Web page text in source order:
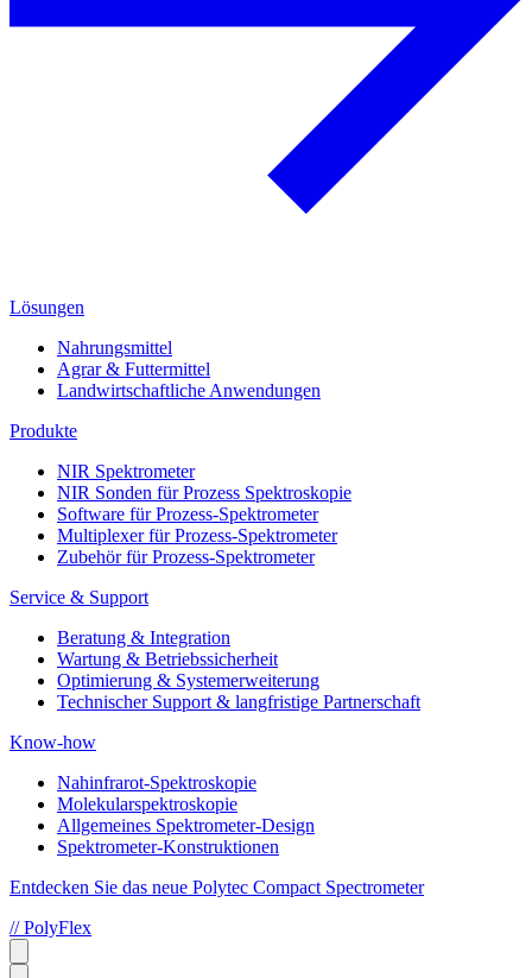
Lösungen
Nahrungsmittel
Agrar & Futtermittel
Landwirtschaftliche Anwendungen
Produkte
NIR Spektrometer
NIR Sonden für Prozess Spektroskopie
Software für Prozess-Spektrometer
Multiplexer für Prozess-Spektrometer
Zubehör für Prozess-Spektrometer
Service & Support
Beratung & Integration
Wartung & Betriebssicherheit
Optimierung & Systemerweiterung
Technischer Support & langfristige Partnerschaft
Know-how
Nahinfrarot-Spektroskopie
Molekularspektroskopie
Allgemeines Spektrometer-Design
Spektrometer-Konstruktionen
Entdecken Sie das neue Polytec Compact Spectrometer
// PolyFlex